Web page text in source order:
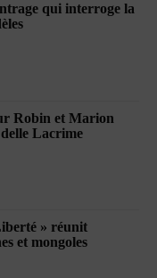
qui interroge la
Robin et Marion
Lacrime
» réunit
et mongoles